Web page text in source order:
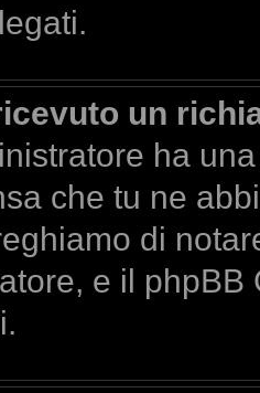
un
ha
che tu ne
di
e il